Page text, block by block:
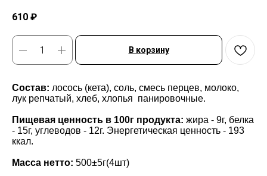
610 ₽
В корзину
Состав: лосось (кета), соль, смесь перцев, молоко,
лук репчатый, хлеб, хлопья панировочные.
Пищевая ценность в 100г продукта: жира - 9г, белка
- 15г, углеводов - 12г. Энергетическая ценность - 193
ккал.
Масса нетто: 500±5г(4шт)